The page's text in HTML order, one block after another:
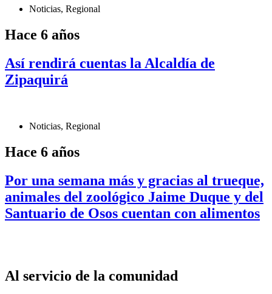
Noticias, Regional
Hace 6 años
Así rendirá cuentas la Alcaldía de
Zipaquirá
Noticias, Regional
Hace 6 años
Por una semana más y gracias al trueque,
animales del zoológico Jaime Duque y del
Santuario de Osos cuentan con alimentos
Al servicio de la comunidad